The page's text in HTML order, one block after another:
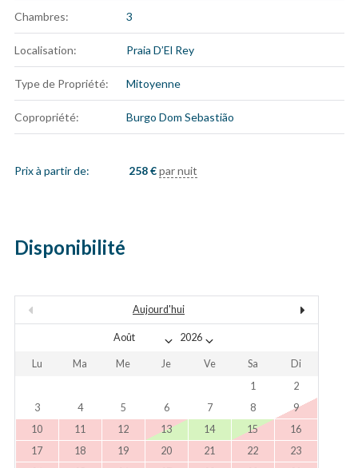
Chambres: 3
Localisation: Praia D’El Rey
Type de Propriété: Mitoyenne
Copropriété: Burgo Dom Sebastião
Prix à partir de: 258€ par nuit
Disponibilité
Aujourd'hui
Lu Ma Me Je Ve Sa
Di
1
2
3
4 5 6 7 8
9
10
11 12 13 14 15
16
17
18 19 20 21 22
23